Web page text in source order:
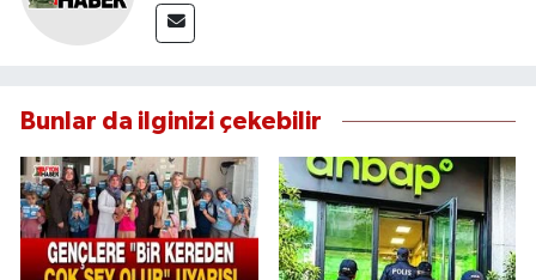
Bunlar da ilginizi çekebilir